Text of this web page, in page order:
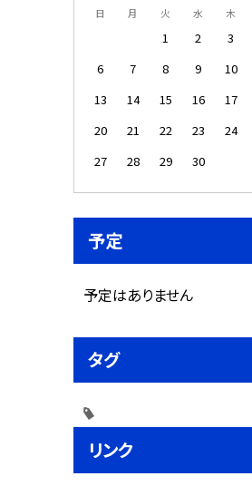
日 月 火 水 木
1 2 3
6
7 8 9 10
13
14 15 16 17
20
21 22 23 24
27
28 29 30
予定
予定はありません
タグ
リンク